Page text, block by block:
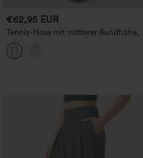
€62,95 EUR
Tennis-Hose mit mittlerer Bundhöhe,
geradem Bein, Streifen und Taschen